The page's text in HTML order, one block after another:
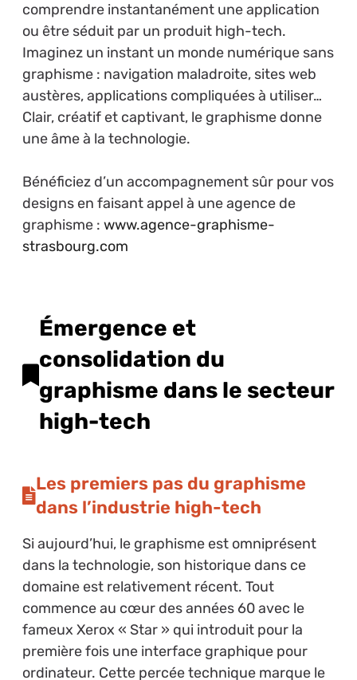
comprendre instantanément une application
ou être séduit par un produit high-tech.
Imaginez un instant un monde numérique sans
graphisme : navigation maladroite, sites web
austères, applications compliquées à utiliser…
Clair, créatif et captivant, le graphisme donne
une âme à la technologie.
Bénéficiez d’un accompagnement sûr pour vos
designs en faisant appel à une agence de
graphisme : www.agence-graphisme-
strasbourg.com
Émergence et
consolidation du
graphisme dans le secteur
high-tech
Les premiers pas du graphisme
dans l’industrie high-tech
Si aujourd’hui, le graphisme est omniprésent
dans la technologie, son historique dans ce
domaine est relativement récent. Tout
commence au cœur des années 60 avec le
fameux Xerox « Star » qui introduit pour la
première fois une interface graphique pour
ordinateur. Cette percée technique marque le